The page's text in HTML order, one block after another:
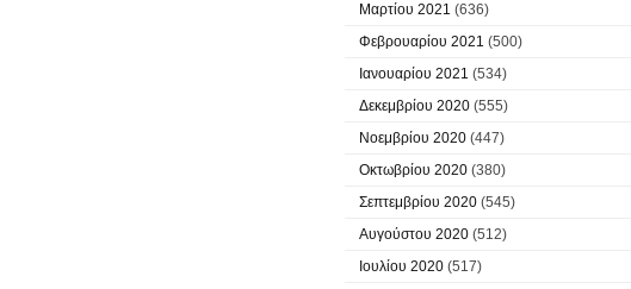
Μαρτίου 2021 (636)
Φεβρουαρίου 2021 (500)
Ιανουαρίου 2021 (534)
Δεκεμβρίου 2020 (555)
Νοεμβρίου 2020 (447)
Οκτωβρίου 2020 (380)
Σεπτεμβρίου 2020 (545)
Αυγούστου 2020 (512)
Ιουλίου 2020 (517)